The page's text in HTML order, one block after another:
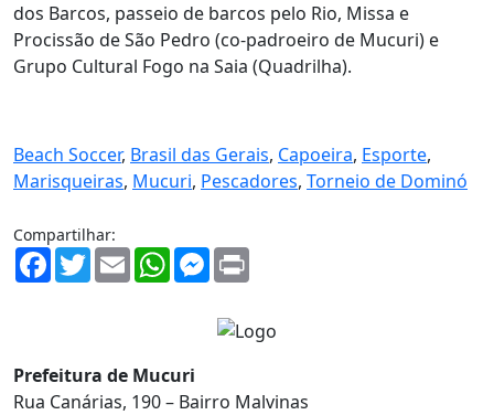
dos Barcos, passeio de barcos pelo Rio, Missa e
Procissão de São Pedro (co-padroeiro de Mucuri) e
Grupo Cultural Fogo na Saia (Quadrilha).
Beach Soccer, Brasil das Gerais, Capoeira, Esporte,
Marisqueiras, Mucuri, Pescadores, Torneio de Dominó
Compartilhar:
Facebook
TwitterEmailWhatsAppMessenger
Prefeitura de Mucuri
Rua Canárias, 190 – Bairro Malvinas